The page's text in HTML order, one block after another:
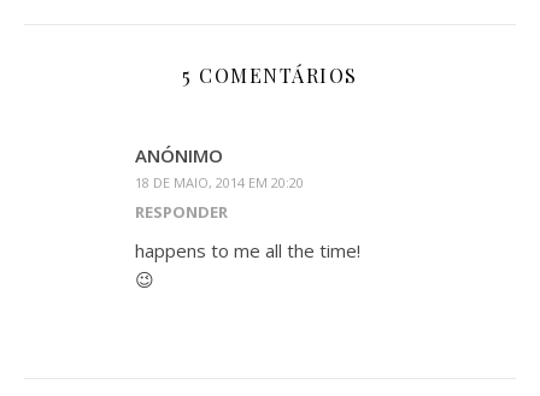
5 COMENTÁRIOS
ANÓNIMO
18 DE MAIO, 2014 EM 20:20
RESPONDER
happens to me all the time!
😉